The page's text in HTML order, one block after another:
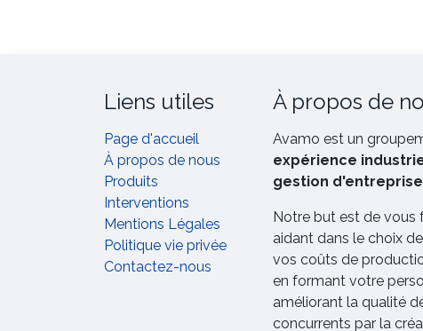
Liens utiles
Page d'accueil
À propos de nous
Produits
Interventions
Mentions Légales
Politique vie privée
Contactez-nous
À propos de
Avamo est un
expérience
gestion
Notre but est de vous
aidant dans le choix
vos coûts de
en formant votre
améliorant la qualité
concurrents par la